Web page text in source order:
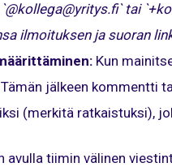
tai
ilmoituksen ja suoran
Kun
Tämän jälkeen kommentti
(merkitä ratkaistuksi),
avulla tiimin välinen